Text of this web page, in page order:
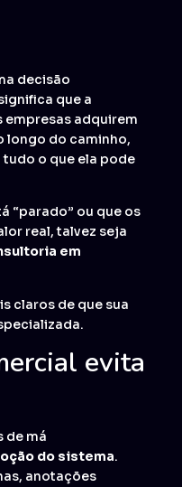
decisão
que a
empresas adquirem
longo do caminho,
o que ela pode
“parado” ou que os
real, talvez seja
em
claros de que sua
evita
de má
do sistema.
anotações